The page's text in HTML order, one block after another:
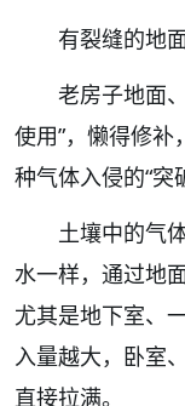
有裂缝的地
老房子地面
使用”，懒得修
种气体入侵的“突
土壤中的气
水一样，通过地
尤其是地下室、
入量越大，卧室
直接拉满。